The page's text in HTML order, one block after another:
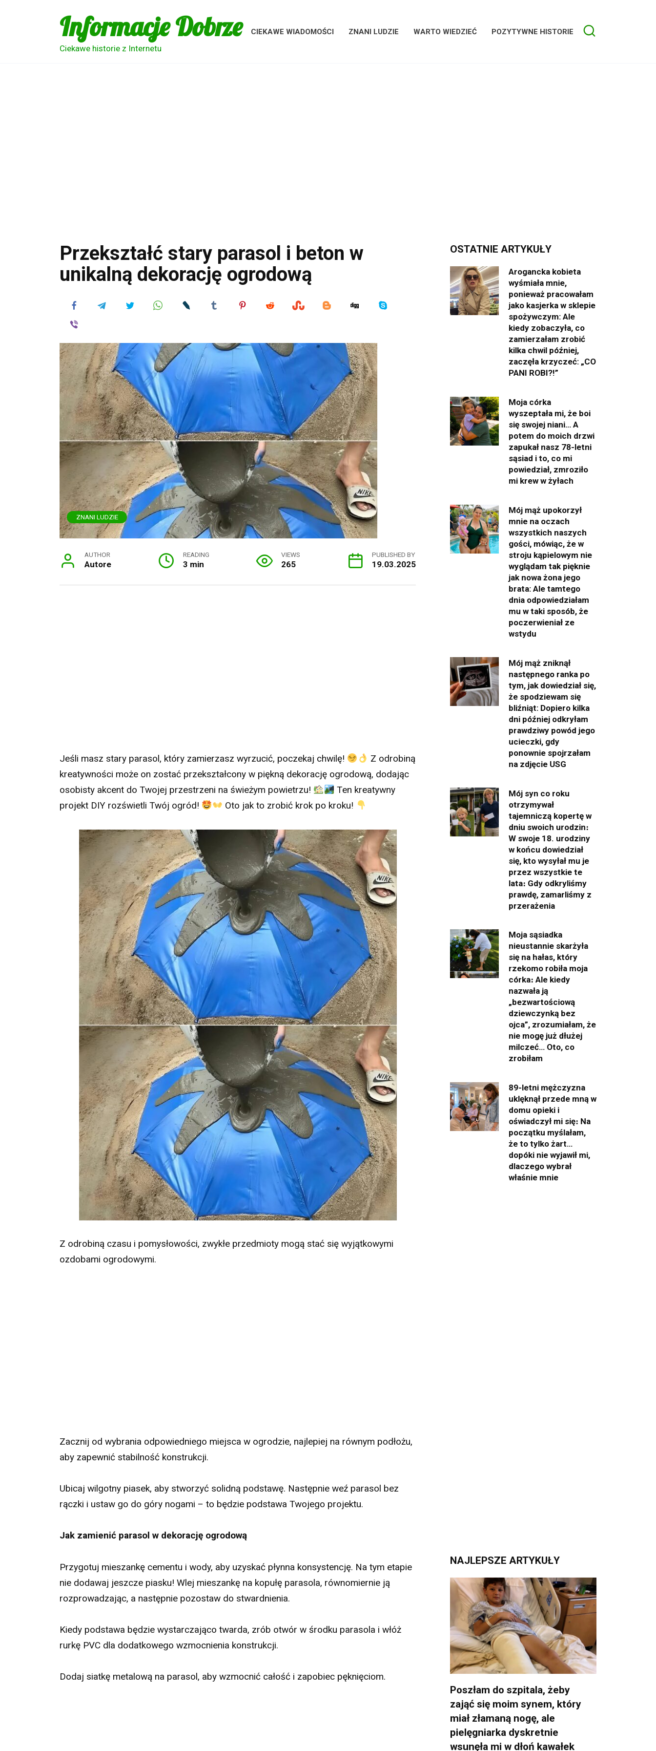
Informacje Dobrze
Ciekawe historie z Internetu
CIEKAWE WIADOMOŚCI ZNANI LUDZIE WARTO WIEDZIEĆ POZYTYWNE HISTORIE
Przekształć stary parasol i beton w
unikalną dekorację ogrodową
ZNANI LUDZIE
AUTHOR
Autore
READING
3 min
VIEWS
265
PUBLISHED BY
19.03.2025
Jeśli masz stary parasol, który zamierzasz wyrzucić, poczekaj chwilę!
Z odrobiną
kreatywności może on zostać przekształcony w piękną dekorację ogrodową, dodając
osobisty akcent do Twojej przestrzeni na świeżym powietrzu!
Ten kreatywny
projekt DIY rozświetli Twój ogród!
Oto jak to zrobić krok po kroku!
Z odrobiną czasu i pomysłowości, zwykłe przedmioty mogą stać się wyjątkowymi
ozdobami ogrodowymi.
Zacznij od wybrania odpowiedniego miejsca w ogrodzie, najlepiej na równym podłożu,
aby zapewnić stabilność konstrukcji.
Ubicaj wilgotny piasek, aby stworzyć solidną podstawę. Następnie weź parasol bez
rączki i ustaw go do góry nogami – to będzie podstawa Twojego projektu.
Jak zamienić parasol w dekorację ogrodową
Przygotuj mieszankę cementu i wody, aby uzyskać płynna konsystencję. Na tym etapie
nie dodawaj jeszcze piasku! Wlej mieszankę na kopułę parasola, równomiernie ją
rozprowadzając, a następnie pozostaw do stwardnienia.
Kiedy podstawa będzie wystarczająco twarda, zrób otwór w środku parasola i włóż
rurkę PVC dla dodatkowego wzmocnienia konstrukcji.
Dodaj siatkę metalową na parasol, aby wzmocnić całość i zapobiec pęknięciom.
OSTATNIE ARTYKUŁY
Arogancka kobieta
wyśmiała mnie,
ponieważ pracowałam
jako kasjerka w sklepie
spożywczym: Ale
kiedy zobaczyła, co
zamierzałam zrobić
kilka chwil później,
zaczęła krzyczeć: „CO
PANI ROBI?!”
Moja córka
wyszeptała mi, że boi
się swojej niani… A
potem do moich drzwi
zapukał nasz 78-letni
sąsiad i to, co mi
powiedział, zmroziło
mi krew w żyłach
Mój mąż upokorzył
mnie na oczach
wszystkich naszych
gości, mówiąc, że w
stroju kąpielowym nie
wyglądam tak pięknie
jak nowa żona jego
brata: Ale tamtego
dnia odpowiedziałam
mu w taki sposób, że
poczerwieniał ze
wstydu
Mój mąż zniknął
następnego ranka po
tym, jak dowiedział się,
że spodziewam się
bliźniąt: Dopiero kilka
dni później odkryłam
prawdziwy powód jego
ucieczki, gdy
ponownie spojrzałam
na zdjęcie USG
Mój syn co roku
otrzymywał
tajemniczą kopertę w
dniu swoich urodzin։
W swoje 18. urodziny
w końcu dowiedział
się, kto wysyłał mu je
przez wszystkie te
lata։ Gdy odkryliśmy
prawdę, zamarliśmy z
przerażenia
Moja sąsiadka
nieustannie skarżyła
się na hałas, który
rzekomo robiła moja
córka։ Ale kiedy
nazwała ją
„bezwartościową
dziewczynką bez
ojca”, zrozumiałam, że
nie mogę już dłużej
milczeć… Oto, co
zrobiłam
89-letni mężczyzna
uklęknął przede mną w
domu opieki i
oświadczył mi się։ Na
początku myślałam,
że to tylko żart…
dopóki nie wyjawił mi,
dlaczego wybrał
właśnie mnie
NAJLEPSZE ARTYKUŁY
Poszłam do szpitala, żeby
zająć się moim synem, który
miał złamaną nogę, ale
pielęgniarka dyskretnie
wsunęła mi w dłoń kawałek